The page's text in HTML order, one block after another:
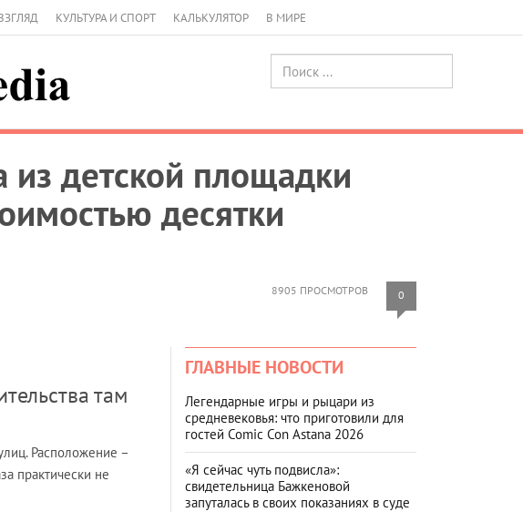
КУЛЬТУРА И СПОРТ КАЛЬКУЛЯТОР В МИРЕ
детской площадки
десятки
8905 ПРОСМОТРОВ 0
там
Расположение –
практически не
ГЛАВНЫЕ НОВОСТИ
Легендарные игры и рыцари из
средневековья: что приготовили для
гостей Comic Con Astana 2026
«Я сейчас чуть подвисла»:
свидетельница Бажкеновой
запуталась в своих показаниях в суде